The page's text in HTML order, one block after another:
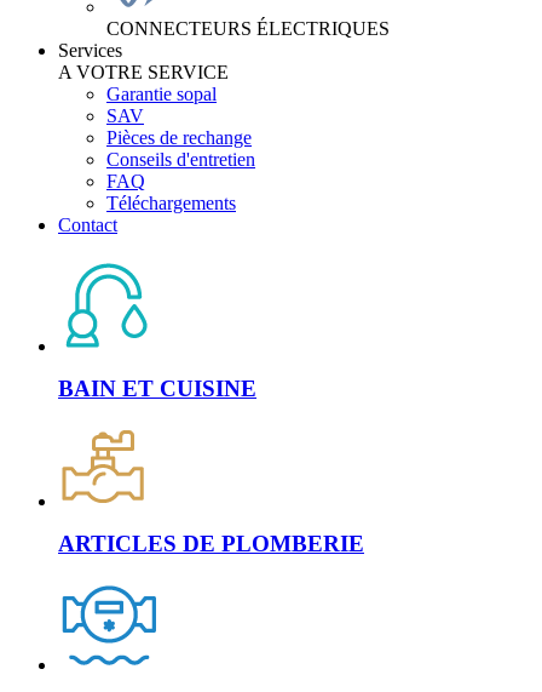
CONNECTEURS ÉLECTRIQUES
Services
A VOTRE SERVICE
Garantie sopal
SAV
Pièces de rechange
Conseils d'entretien
FAQ
Téléchargements
Contact
BAIN ET CUISINE
ARTICLES DE PLOMBERIE